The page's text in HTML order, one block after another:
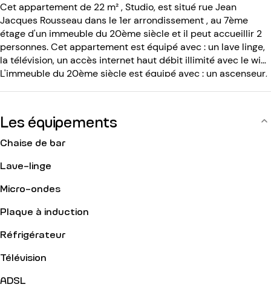
Cet appartement de 22 m² , Studio, est situé rue Jean
Jacques Rousseau dans le 1er arrondissement , au 7ème
étage d'un immeuble du 20ème siècle et il peut accueillir 2
personnes. Cet appartement est équipé avec : un lave linge,
la télévision, un accès internet haut débit illimité avec le wifi.
L'immeuble du 20ème siècle est équipé avec : un ascenseur,
Les équipements
Chaise de bar
Lave-linge
Micro-ondes
Plaque à induction
Réfrigérateur
Télévision
ADSL